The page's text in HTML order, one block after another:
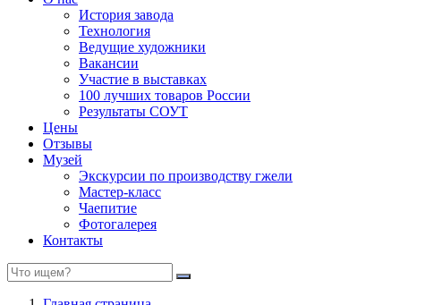
История завода
Технология
Ведущие художники
Вакансии
Участие в выставках
100 лучших товаров России
Результаты СОУТ
Цены
Отзывы
Музей
Экскурсии по производству гжели
Мастер-класс
Чаепитие
Фотогалерея
Контакты